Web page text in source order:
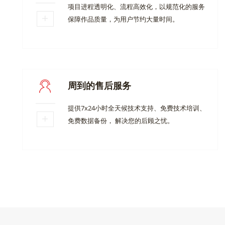
项目进程透明化、流程高效化，以规范化的服务
保障作品质量，为用户节约大量时间。
周到的售后服务
提供7x24小时全天候技术支持、免费技术培训、
免费数据备份， 解决您的后顾之忧。